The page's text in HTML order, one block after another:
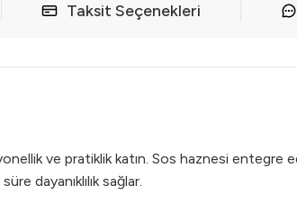
Taksit Seçenekleri
ve pratiklik katın. Sos haznesi entegre
dayanıklılık sağlar.